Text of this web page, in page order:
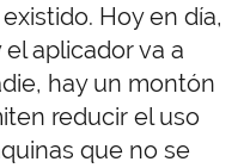
Hoy en día,
aplicador va a
hay un montón
reducir el uso
que no se